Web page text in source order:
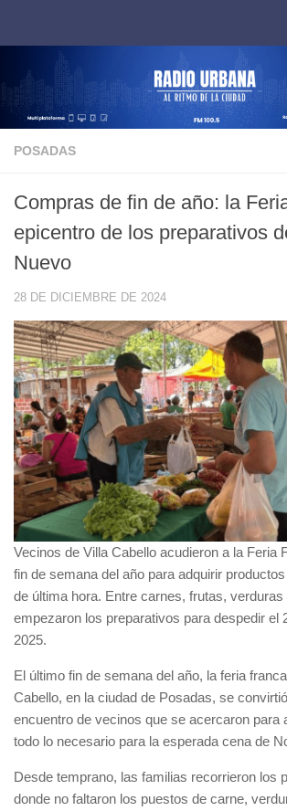
POSADAS
Compras de fin de año: la
epicentro de los preparativos
Nuevo
28 DE DICIEMBRE DE 2024
Vecinos de Villa Cabello acudieron a la Feria
fin de semana del año para adquirir
de última hora. Entre carnes, frutas,
empezaron los preparativos para despedir el
2025.
El último fin de semana del año, la feria
Cabello, en la ciudad de Posadas, se
encuentro de vecinos que se acercaron para
todo lo necesario para la esperada cena de
Desde temprano, las familias recorrieron los
donde no faltaron los puestos de carne,